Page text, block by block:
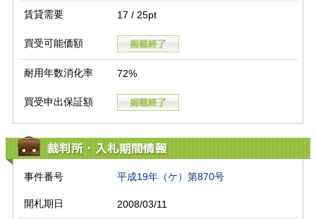
賃貸需要 17 / 25pt
買受可能価額
耐用年数消化率 72%
買受申出保証額
裁判所・入札期間情報
事件番号 平成19年（ケ）第870号
開札期日 2008/03/11